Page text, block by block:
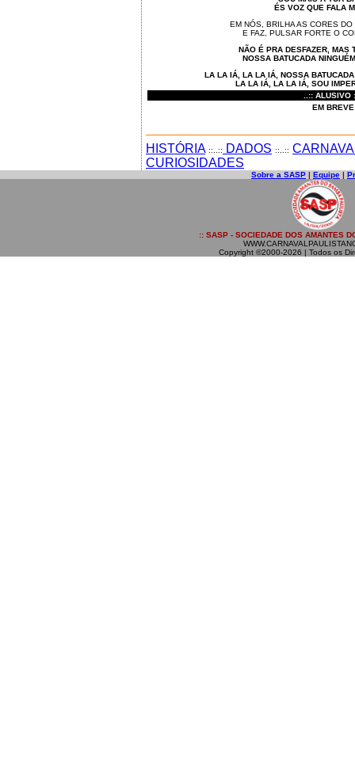
ÉS VOZ QUE FALA
EM NÓS, BRILHA AS CORES
E FAZ, PULSAR FORTE O
NÃO É PRA DESFAZER, MAS
NOSSA BATUCADA
LA LA IÁ, LA LA IÁ, NOSSA
LA LA IÁ, LA LA IÁ, SOU
:: ALUSIVO
EM BREVE
HISTÓRIA ::..:: DADOS ::..::
CURIOSIDADES
Sobre a SASP | Equipe |
:: SASP - SOCIEDADE DOS AMANTES
Copyright ©2000-2026 | Todos os